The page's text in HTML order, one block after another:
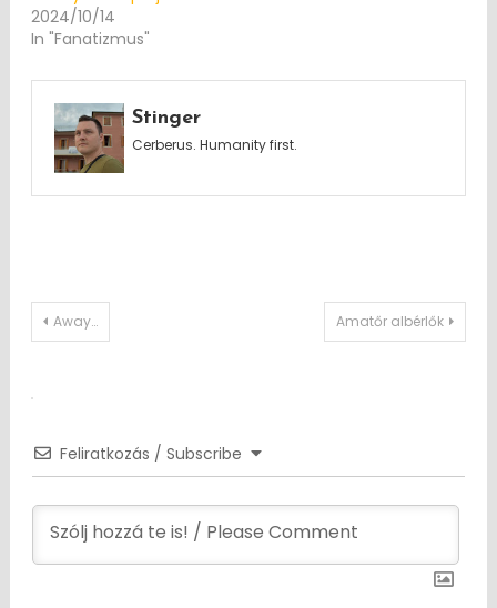
2024/10/14
In "Fanatizmus"
Stinger
Cerberus. Humanity first.
Post
Away… Amatőr albérlők
Feliratkozás / Subscribe